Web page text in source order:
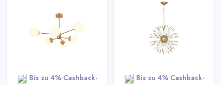
Bis zu 4% Cashback-
Bis zu 4% Cashback-
Kronleuchter - Goldene
Sputnik-Hängelampe
View All BeyPan Deals
SHOP NOW